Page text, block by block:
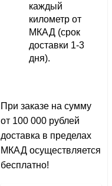
каждый
километр от
МКАД (срок
доставки 1-3
дня).
При заказе на сумму
от 100 000 рублей
доставка в пределах
МКАД осуществляется
бесплатно!